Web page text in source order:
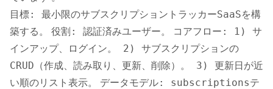
目標: 最小限のサブスクリプショントラッカーSaaSを構
築する。
役割: 認証済みユーザー。
コアフロー: 1) サ
インアップ、ログイン。 2) サブスクリプションの
CRUD（作成、読み取り、更新、削除）。 3) 更新日が近
い順のリスト表示。
データモデル: subscriptionsテ